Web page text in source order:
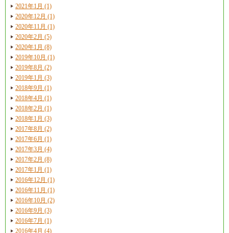
2021年1月 (1)
2020年12月 (1)
2020年11月 (1)
2020年2月 (5)
2020年1月 (8)
2019年10月 (1)
2019年8月 (2)
2019年1月 (3)
2018年9月 (1)
2018年4月 (1)
2018年2月 (1)
2018年1月 (3)
2017年8月 (2)
2017年6月 (1)
2017年3月 (4)
2017年2月 (8)
2017年1月 (1)
2016年12月 (1)
2016年11月 (1)
2016年10月 (2)
2016年9月 (3)
2016年7月 (1)
2016年4月 (4)